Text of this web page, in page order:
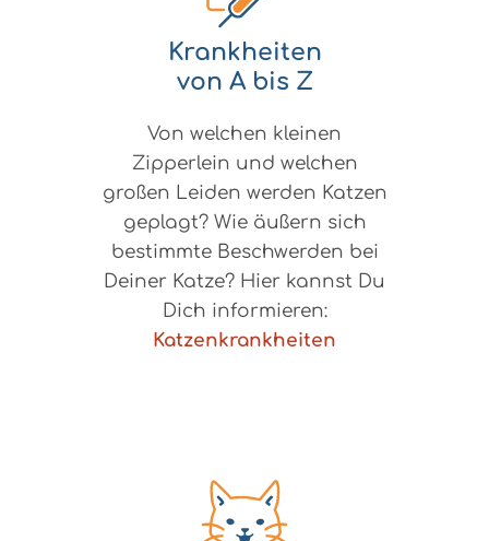
Krankheiten
von A bis Z
Von welchen kleinen
Zipperlein und welchen
großen Leiden werden Katzen
geplagt? Wie äußern sich
bestimmte Beschwerden bei
Deiner Katze? Hier kannst Du
Dich informieren:
Katzenkrankheiten